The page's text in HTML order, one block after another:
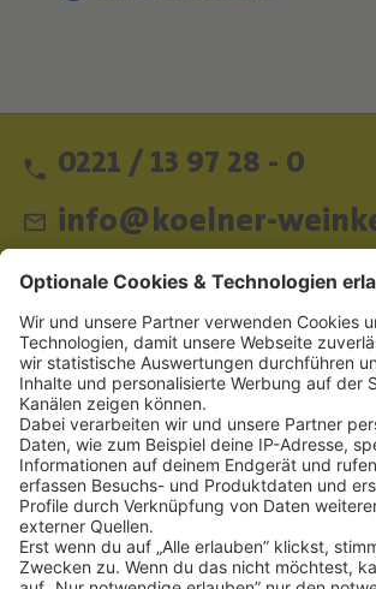
0221 / 13 97 28 - 0
info@koelner-
Schnellzugriff
ZAHLUNGSMETHODEN
SOCIAL
NEWSLETTER